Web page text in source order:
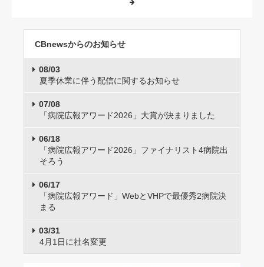
CBnewsからのお知らせ
08/03
夏季休業に伴う配信に関するお知らせ
07/08
「病院広報アワード2026」大賞が決まりました
06/18
「病院広報アワード2026」ファイナリスト4病院出
そろう
06/17
「病院広報アワード」WebとVHPで最優秀2病院決
まる
03/31
4月1日に社名変更